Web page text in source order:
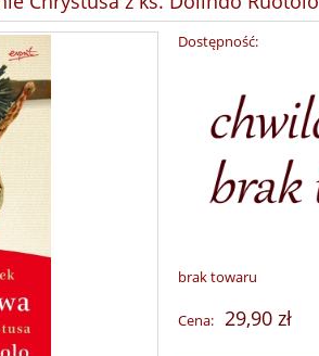
Dostępność:
brak towaru
Cena: 29,90 zł